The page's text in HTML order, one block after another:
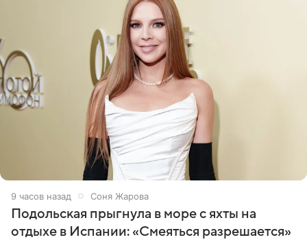
9 часов назад Соня Жарова
Подольская прыгнула в море с яхты на
отдыхе в Испании: «Смеяться разрешается»